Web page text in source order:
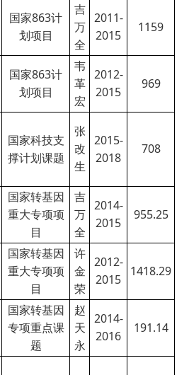
国家863计
划项目
吉
万
全
2011-
2015
1159
国家863计
划项目
韦
革
宏
2012-
2015
969
国家科技支
撑计划课题
张
改
生
2015-
2018
708
国家转基因
重大专项项
目
吉
万
全
2014-
2015
955.25
国家转基因
重大专项项
目
许
金
荣
2012-
2015
1418.29
国家转基因
专项重点课
题
赵
天
永
2014-
2016
191.14